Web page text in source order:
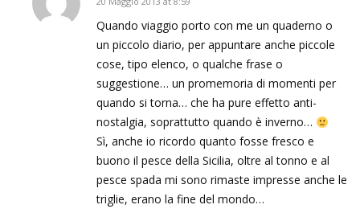
Quando viaggio porto con me un quaderno o
un piccolo diario, per appuntare anche piccole
cose, tipo elenco, o qualche frase o
suggestione… un promemoria di momenti per
quando si torna… che ha pure effetto anti-
nostalgia, soprattutto quando è inverno…
Sì, anche io ricordo quanto fosse fresco e
buono il pesce della Sicilia, oltre al tonno e al
pesce spada mi sono rimaste impresse anche le
triglie, erano la fine del mondo…